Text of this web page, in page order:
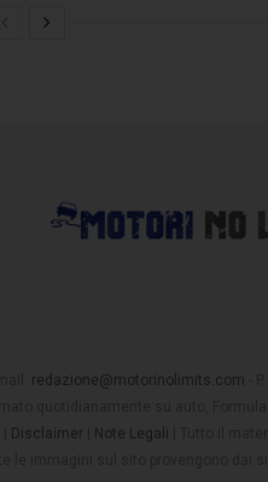
redazione@motorinolimits.com
Disclaimer Note Legali